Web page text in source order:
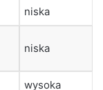
niska
niska
wysoka